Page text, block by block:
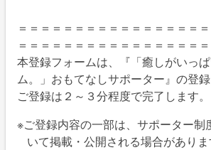
＝＝＝＝＝＝＝＝＝＝＝＝＝＝＝＝
＝＝＝＝＝＝＝＝＝＝＝＝＝＝＝＝＝
本登録フォームは、『「癒しがいっ
ム。」おもてなしサポーター』の登録
ご登録は２～３分程度で完了します。
※ご登録内容の一部は、サポーター制
いて掲載・公開される場合がありま